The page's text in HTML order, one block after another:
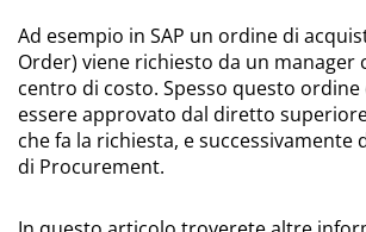
Ad esempio in SAP un ordine di
Order) viene richiesto da un manager
centro di costo. Spesso questo
essere approvato dal diretto
che fa la richiesta, e
di Procurement.